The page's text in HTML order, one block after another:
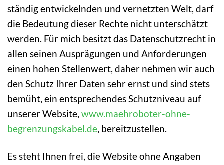
ständig entwickelnden und vernetzten Welt, darf
die Bedeutung dieser Rechte nicht unterschätzt
werden. Für mich besitzt das Datenschutzrecht in
allen seinen Ausprägungen und Anforderungen
einen hohen Stellenwert, daher nehmen wir auch
den Schutz Ihrer Daten sehr ernst und sind stets
bemüht, ein entsprechendes Schutzniveau auf
unserer Website, www.maehroboter-ohne-
begrenzungskabel.de, bereitzustellen.
Es steht Ihnen frei, die Website ohne Angaben